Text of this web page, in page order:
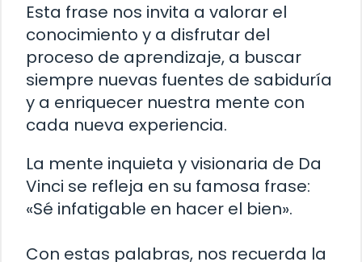
Esta frase nos invita a valorar el
conocimiento y a disfrutar del
proceso de aprendizaje, a buscar
siempre nuevas fuentes de sabiduría
y a enriquecer nuestra mente con
cada nueva experiencia.
La mente inquieta y visionaria de Da
Vinci se refleja en su famosa frase:
«Sé infatigable en hacer el bien».
Con estas palabras, nos recuerda la